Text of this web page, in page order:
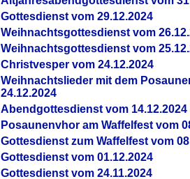
Gottesdienst vom 29.12.2024
Weihnachtsgottesdienst vom
Weihnachtsgottesdienst vom
Christvesper vom 24.12.2024
Weihnachtslieder mit dem
24.12.2024
Abendgottesdienst vom 14.12.2024
Posaunenvhor am Waffelfest vom
Gottesdienst zum Waffelfest vom
Gottesdienst vom 01.12.2024
Gottesdienst vom 24.11.2024